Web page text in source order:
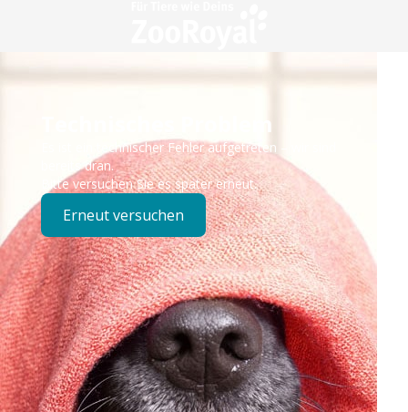
Technisches Problem
Es ist ein technischer Fehler aufgetreten – wir sind
bereits dran.
Bitte versuchen Sie es später erneut.
Erneut versuchen